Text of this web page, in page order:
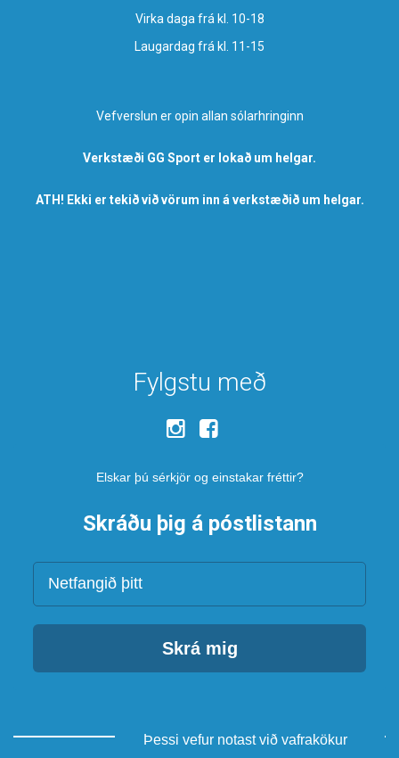
Þessi vefur notast við vafrakökur
Virka daga frá kl. 10-18
Laugardag frá kl. 11-15
Vefverslun er opin allan sólarhringinn
Verkstæði GG Sport er lokað um helgar.
ATH! Ekki er tekið við vörum inn á verkstæðið um helgar.
Fylgstu með
Elskar þú sérkjör og einstakar fréttir?
Skráðu þig á póstlistann
Netfang
Skrá mig